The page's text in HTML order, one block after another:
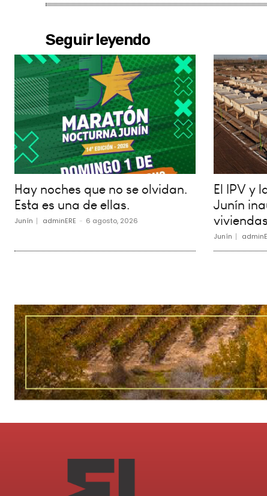
Seguir leyendo
Hay noches que no se olvidan.
Esta es una de ellas.
Junín adminERE - 6 agosto, 2026
El IPV y
Junín
viviendas
Junín